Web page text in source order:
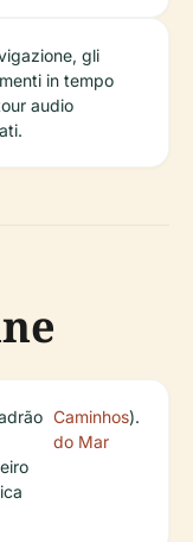
gli
in tempo
audio
Caminhos
do Mar
).